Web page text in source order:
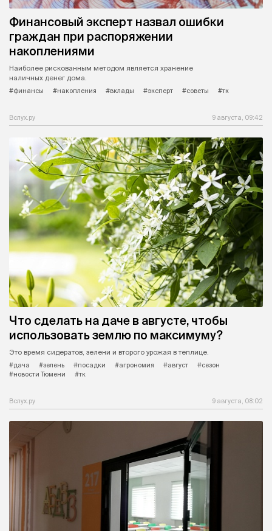
Финансовый эксперт назвал ошибки
граждан при распоряжении
накоплениями
Наиболее рискованным методом является хранение
наличных денег дома.
#финансы
#накопления #вклады #эксперт #советы #тк
Вслух.ру 9 августа, 09:42
Что сделать на даче в августе, чтобы
использовать землю по максимуму?
Это время сидератов, зелени и второго урожая в теплице.
#дача
#зелень #посадки #агрономия #август
#сезон
#новости Тюмени
#тк
Вслух.ру 9 августа, 08:02